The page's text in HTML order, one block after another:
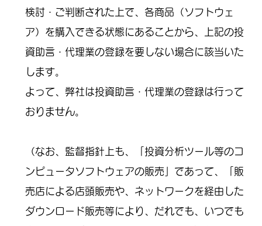
検討・ご判断された上で、各商品（ソフトウェ
ア）を購入できる状態にあることから、上記の投
資助言・代理業の登録を要しない場合に該当いた
します。
よって、弊社は投資助言・代理業の登録は行って
おりません。
（なお、監督指針上も、「投資分析ツール等のコ
ンピュータソフトウェアの販売」であって、「販
売店による店頭販売や、ネットワークを経由した
ダウンロード販売等により、だれでも、いつでも